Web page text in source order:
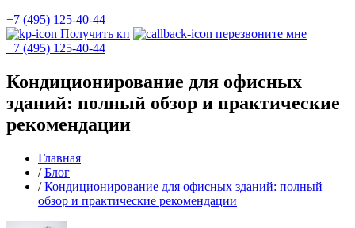
+7 (495) 125-40-44
Получить кп
перезвоните мне
+7 (495) 125-40-44
Кондиционирование для офисных
зданий: полный обзор и практические
рекомендации
Главная
/Блог
/Кондиционирование для офисных зданий: полный
обзор и практические рекомендации